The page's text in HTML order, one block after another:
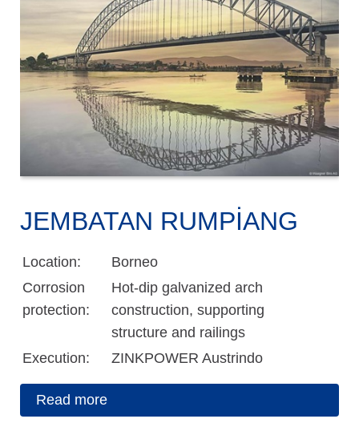
JEMBATAN RUMPIANG
Location:
Borneo
Corrosion
protection:
Hot-dip galvanized arch
construction, supporting
structure and railings
Execution:
ZINKPOWER Austrindo
Read more